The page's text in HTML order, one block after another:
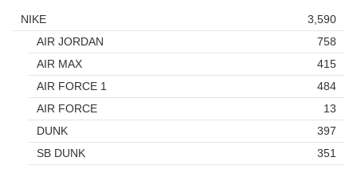
NIKE
3,590
AIR JORDAN
758
AIR MAX
415
AIR FORCE 1
484
AIR FORCE
13
DUNK
397
SB DUNK
351